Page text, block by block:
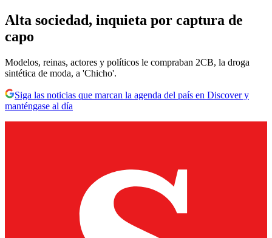
Alta sociedad, inquieta por captura de
capo
Modelos, reinas, actores y políticos le compraban 2CB, la droga
sintética de moda, a 'Chicho'.
Siga las noticias que marcan la agenda del país en Discover y
manténgase al día